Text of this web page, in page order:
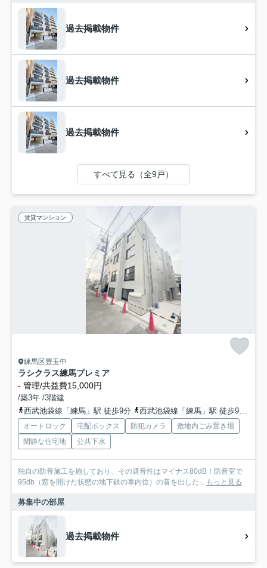
過去掲載物件
過去掲載物件
過去掲載物件
すべて見る（全9戸）
賃貸マンション
練馬区豊玉中
ラシクラス練馬プレミア
- 管理/共益費15,000円
/築3年 /3階建
西武池袋線「練馬」駅 徒歩9分
西武池袋線「練馬」駅 徒歩9分
オートロック 宅配ボックス 防犯カメラ
敷地内ごみ置き場
閑静な住宅地
公共下水
独自の防音施工を施しており、その遮音性はマイナス80dB！防音室で
95db（窓を開けた状態の地下鉄の車内位）の音を出した... もっと見る
募集中の部屋
過去掲載物件